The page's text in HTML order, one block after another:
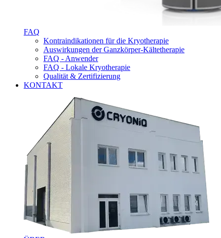
FAQ
Kontraindikationen für die Kryotherapie
Auswirkungen der Ganzkörper-Kältetherapie
FAQ - Anwender
FAQ - Lokale Kryotherapie
Qualität & Zertifizierung
KONTAKT